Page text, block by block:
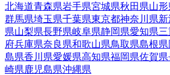
北海道青森県岩手県宮城県秋田県山形
群馬県埼玉県千葉県東京都神奈川県
県山梨県長野県岐阜県静岡県愛知県
府兵庫県奈良県和歌山県鳥取県島根県
島県香川県愛媛県高知県福岡県佐賀県
崎県鹿児島県沖縄県